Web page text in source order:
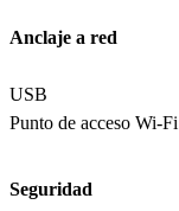
Anclaje a red
USB
Punto de acceso Wi-Fi
Seguridad